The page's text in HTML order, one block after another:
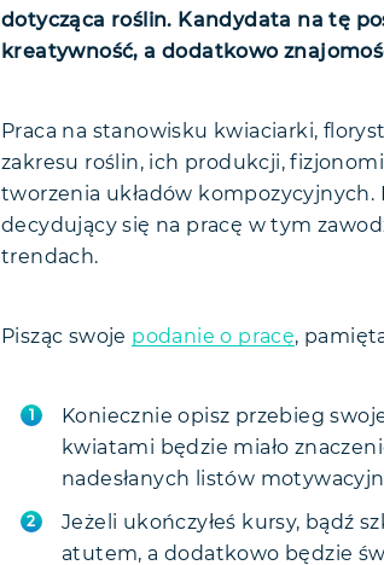
dotycząca roślin. Kandydata na tę
kreatywność, a dodatkowo
Praca na stanowisku kwiaciarki,
zakresu roślin, ich produkcji,
tworzenia układów
decydujący się na pracę w tym
trendach.
Pisząc swoje podanie o pracę,
Koniecznie opisz przebieg
kwiatami będzie miało
nadesłanych listów
Jeżeli ukończyłeś kursy, bądź
atutem, a dodatkowo będzie